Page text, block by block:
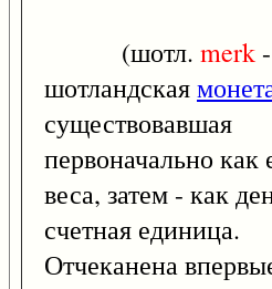
(шотл. merk
шотландская
существовавшая
первоначально как
веса, затем - как
счетная единица.
Отчеканена